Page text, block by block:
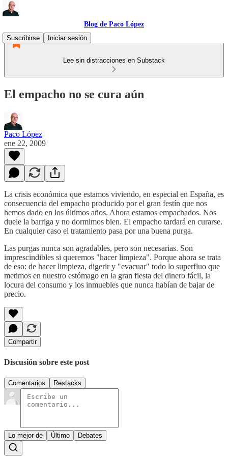
Blog de Paco López
Suscribirse
Iniciar sesión
Lee sin distracciones en Substack
El empacho no se cura aún
Paco López
ene 22, 2009
La crisis económica que estamos viviendo, en especial en España, es
consecuencia del empacho producido por el gran festín que nos
hemos dado en los últimos años. Ahora estamos empachados. Nos
duele la barriga y no dormimos bien. El empacho tardará en curarse.
En cualquier caso el tratamiento pasa por una buena purga.
Las purgas nunca son agradables, pero son necesarias. Son
imprescindibles si queremos "hacer limpieza". Porque ahora se trata
de eso: de hacer limpieza, digerir y "evacuar" todo lo superfluo que
metimos en nuestro estómago en la gran fiesta del dinero fácil, la
locura del consumo y los inmuebles que nunca habían de bajar de
precio.
Compartir
Discusión sobre este post
Comentarios Restacks
Lo mejor de Último Debates